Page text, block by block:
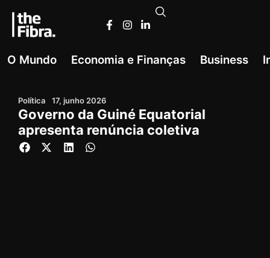
O Mundo Economia e Finanças Business
Política 17, junho 2026
Governo da Guiné Equatorial
apresenta renúncia coletiva